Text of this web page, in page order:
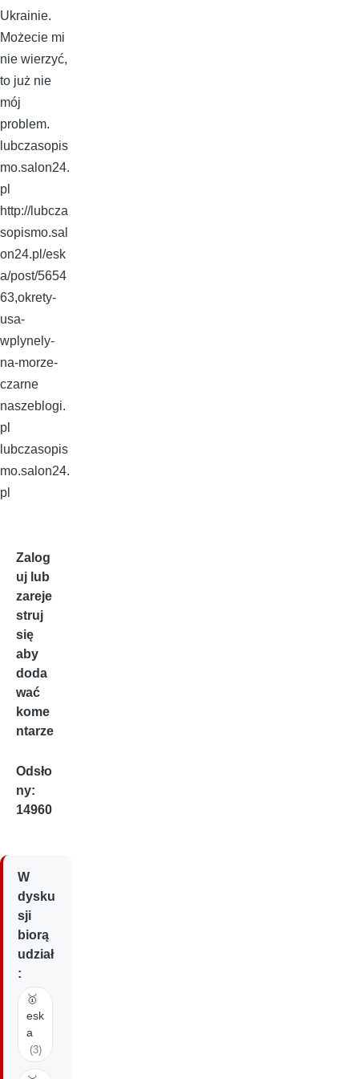
Ukrainie.
Możecie mi
nie wierzyć,
to już nie
mój
problem.
lubczasopis
mo.salon24.
pl
http://lubcza
sopismo.sal
on24.pl/esk
a/post/5654
63,okrety-
usa-
wplynely-
na-morze-
czarne
naszeblogi.
pl
lubczasopis
mo.salon24.
pl
Zalog
uj lub
zareje
struj
się
aby
doda
wać
kome
ntarze
Odsło
ny:
14960
W
dysku
sji
biorą
udział
:
🥇
esk
a
(3)